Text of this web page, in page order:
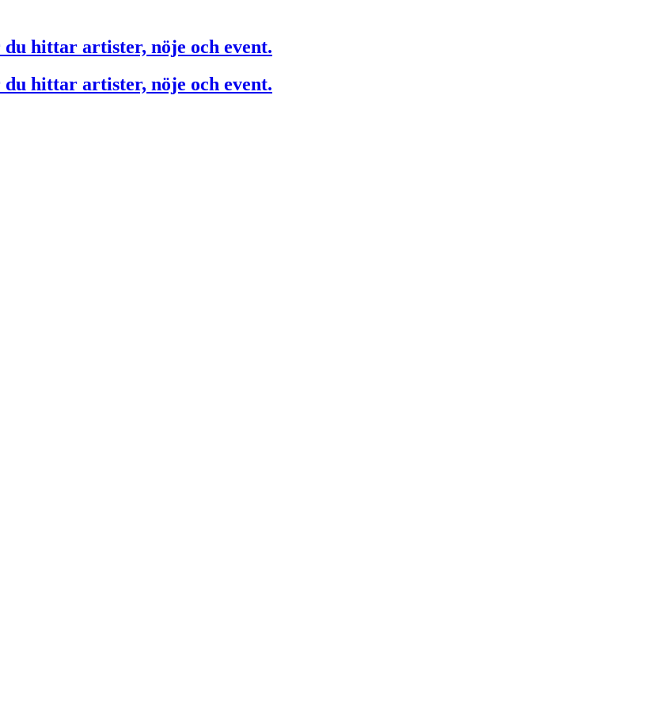
hittar artister, nöje och event.
hittar artister, nöje och event.